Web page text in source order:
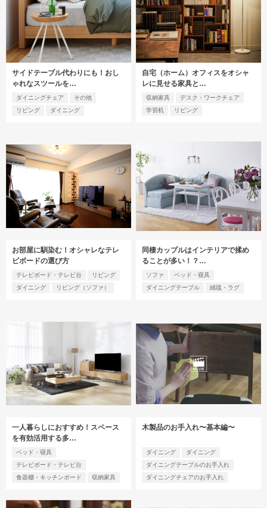
サイドテーブル代わりにも！おし
ゃれなスツールを…
ダイニングチェア
その他
リビング
ダイニング
自宅（ホーム）オフィスをオシャ
レに見せる家具と…
収納家具
デスク・ワークチェア
学習机
リビング
お部屋に馴染む！オシャレなテレ
ビボードの選び方
テレビボード・テレビ台
リビング
ダイニング
リビング（ソファ）
同棲カップルはインテリアで揉め
ることが多い！？…
ソファ
ベッド・寝具
ダイニングテーブル
絨毯・ラグ
一人暮らしにおすすめ！スペース
を有効活用する多…
ベッド・寝具
テレビボード・テレビ台
食器棚・キッチンボード
収納家具
木製品のお手入れ〜基本編〜
ダイニング
ダイニング
ダイニングテーブルのお手入れ
ダイニングチェアのお手入れ